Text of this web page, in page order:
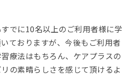
でに10名以上のご利用者様に学
ておりますが、今後もご利用者
療法はもちろん、ケアプラスの
の素晴らしさを感じて頂けるよ